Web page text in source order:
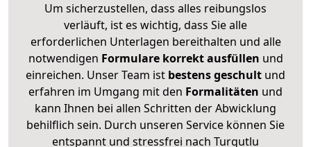
Um sicherzustellen, dass alles reibungslos
verläuft, ist es wichtig, dass Sie alle
erforderlichen Unterlagen bereithalten und alle
notwendigen Formulare korrekt ausfüllen und
einreichen. Unser Team ist bestens geschult und
erfahren im Umgang mit den Formalitäten und
kann Ihnen bei allen Schritten der Abwicklung
behilflich sein. Durch unseren Service können Sie
entspannt und stressfrei nach Turgutlu